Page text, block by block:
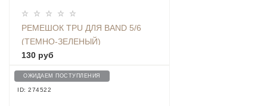
РЕМЕШОК TPU ДЛЯ BAND 5/6
(ТЕМНО-ЗЕЛЕНЫЙ)
130 руб
ОЖИДАЕМ ПОСТУПЛЕНИЯ
ID: 274522